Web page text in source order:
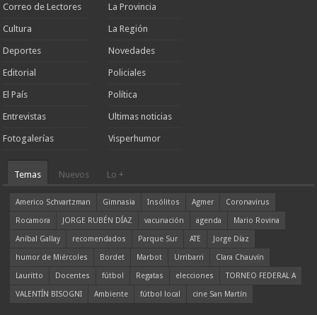
Correo de Lectores
Cultura
Deportes
Editorial
El País
Entrevistas
Fotogalerías
La Provincia
La Región
Novedades
Policiales
Política
Ultimas noticias
Visperhumor
Temas Nuevos Lo +
Americo Schvartzman Gimnasia Insólitos Agmer
Coronavirus
Rocamora
JORGE RUBÉN DÍAZ vacunación agenda
Mario Rovina
Aníbal Gallay
recomendados Parque Sur ATE
Jorge Díaz
humor de Miércoles
Bordet Marbot Urribarri
Clara Chauvín
Lauritto
Docentes fútbol Regatas elecciones
TORNEO FEDERAL A
VALENTÍN BISOGNI
Ambiente fútbol local cine San Martín